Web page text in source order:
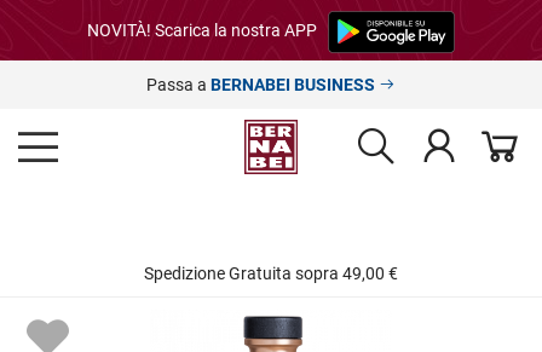
NOVITÀ! Scarica la nostra APP
Passa a BERNABEI BUSINESS
Spedizione Gratuita sopra 49,00 €